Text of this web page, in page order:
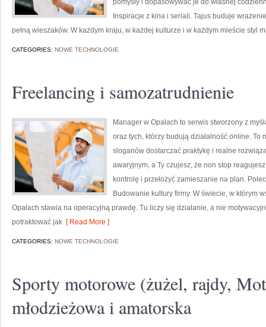
pomysły i dopasowywać je do własnej
Inspiracje z kina i seriali. Tajus buduje
pełną wieszaków. W każdym kraju, w każdej kulturze i w każdym mieście styl
CATEGORIES: NOWE TECHNOLOGIE
Freelancing i samozatrudnienie
Manager w Opałach to serwis stworzony z
oraz tych, którzy budują działalność online. To
sloganów dostarczać praktykę i realne
awaryjnym, a Ty czujesz, że non stop
kontrolę i przełożyć zamieszanie na plan.
Budowanie kultury firmy. W świecie, w którym
Opałach stawia na operacyjną prawdę. Tu liczy się działanie, a nie
potraktować jak [ Read More ]
CATEGORIES: NOWE TECHNOLOGIE
Sporty motorowe (żużel, rajdy,
młodzieżowa i amatorska